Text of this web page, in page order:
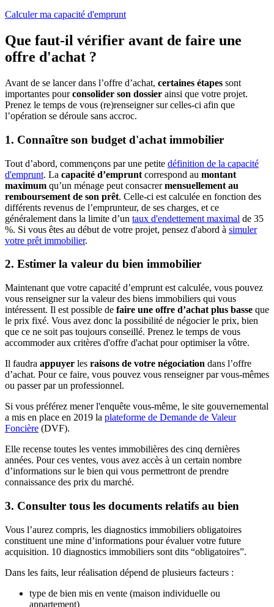
Calculer ma capacité d'emprunt
Que faut-il vérifier avant de faire une
offre d'achat ?
Avant de se lancer dans l’offre d’achat, certaines étapes sont
importantes pourconsolider son dossier ainsi que votre projet.
Prenez le temps de vous (re)renseigner sur celles-ci afin que
l’opération se déroule sans accroc.
1. Connaître son budget d'achat immobilier
Tout d’abord, commençons par une petite définition de la capacité
d'emprunt. La capacité d’emprunt correspond au montant
maximum qu’un ménage peut consacrermensuellement au
remboursement de son prêt. Celle-ci est calculée en fonction des
différents revenus de l’emprunteur, de ses charges, et ce
généralement dans la limite d’un taux d'endettement maximal de 35
%. Si vous êtes au début de votre projet, pensez d'abord à simuler
votre prêt immobilier.
2. Estimer la valeur du bien immobilier
Maintenant que votre capacité d’emprunt est calculée, vous pouvez
vous renseigner sur la valeur des biens immobiliers qui vous
intéressent. Il est possible de faire une offre d’achat plus basse que
le prix fixé. Vous avez donc la possibilité de négocier le prix, bien
que ce ne soit pas toujours conseillé. Prenez le temps de vous
accommoder aux critères d'offre d'achat pour optimiser la vôtre.
Il faudra appuyer les raisons de votre négociation dans l’offre
d’achat. Pour ce faire, vous pouvez vous renseigner par vous-mêmes
ou passer par un professionnel.
Si vous préférez mener l'enquête vous-même, le site gouvernemental
a mis en place en 2019 la plateforme de Demande de Valeur
Foncière (DVF).
Elle recense toutes les ventes immobilières des cinq dernières
années. Pour ces ventes, vous avez accès à un certain nombre
d’informations sur le bien qui vous permettront de prendre
connaissance des prix du marché.
3. Consulter tous les documents relatifs au bien
Vous l’aurez compris, les diagnostics immobiliers obligatoires
constituent une mine d’informations pour évaluer votre future
acquisition. 10 diagnostics immobiliers sont dits “obligatoires”.
Dans les faits, leur réalisation dépend de plusieurs facteurs :
type de bien mis en vente (maison individuelle ou
appartement)